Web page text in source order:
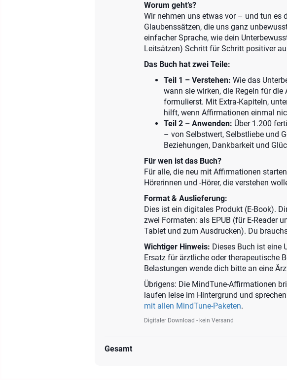
Worum geht’s?
Wir nehmen uns etwas vor – und tun es
Glaubenssätzen, die uns ganz
einfacher Sprache, wie dein
Leitsätzen) Schritt für Schritt positiver
Das Buch hat zwei Teile:
Teil 1 – Verstehen: Wie das
wann sie wirken, die Regeln für
formulierst. Mit Extra-Kapiteln,
hilft, wenn Affirmationen einmal
Teil 2 – Anwenden: Über 1.200
– von Selbstwert, Selbstliebe und
Beziehungen, Dankbarkeit und
Für wen ist das Buch?
Für alle, die neu mit Affirmationen
Hörerinnen und -Hörer, die verstehen
Format & Auslieferung:
Dies ist ein digitales Produkt (E-Book).
zwei Formaten: als EPUB (für E-Reader
Tablet und zum Ausdrucken). Du
Wichtiger Hinweis: Dieses Buch ist eine
Ersatz für ärztliche oder therapeutische
Belastungen wende dich bitte an eine
Übrigens: Die MindTune-Affirmationen
laufen leise im Hintergrund und
mit allen MindTune-Paketen.
Digitaler Download - kein Versand
Gesamt